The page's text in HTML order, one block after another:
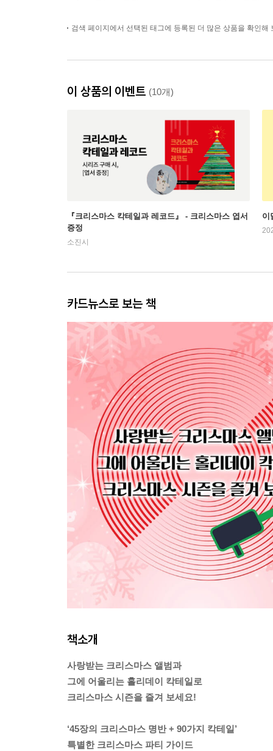
검색 페이지에서 선택된 태그에 등록된 더 많은 상품을 확인해
이 상품의 이벤트 (10개)
『크리스마스 칵테일과 레코드』 - 크리스마스 엽서
증정
소진시
이
카드뉴스로 보는 책
책소개
사랑받는 크리스마스 앨범과
그에 어울리는 홀리데이 칵테일로
크리스마스 시즌을 즐겨 보세요!
‘45장의 크리스마스 명반 + 90가지 칵테일’
특별한 크리스마스 파티 가이드